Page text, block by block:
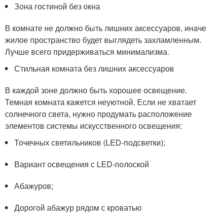
Зона гостиной без окна
В комнате не должно быть лишних аксессуаров, иначе
жилое пространство будет выглядеть захламленным.
Лучше всего придерживаться минимализма.
Стильная комната без лишних аксессуаров
В каждой зоне должно быть хорошее освещение.
Темная комната кажется неуютной. Если не хватает
солнечного света, нужно продумать расположение
элементов системы искусственного освещения:
Точечных светильников (LED-подсветки);
Вариант освещения с LED-полоской
Абажуров;
Дорогой абажур рядом с кроватью